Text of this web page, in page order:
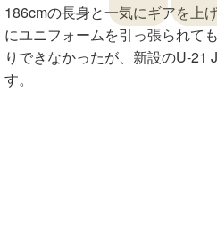
186cmの長身と一気にギアを上
にユニフォームを引っ張られて
りできなかったが、新設のU-21
す。